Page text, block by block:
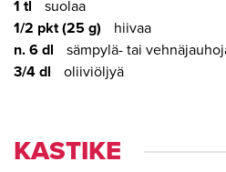
1 tl
suolaa
1/2 pkt (25 g)
hiivaa
n. 6 dl
sämpylä- tai
3/4 dl
oliiviöljyä
KAS­TI­KE